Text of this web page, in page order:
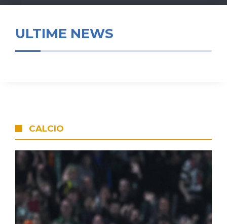
ULTIME NEWS
CALCIO